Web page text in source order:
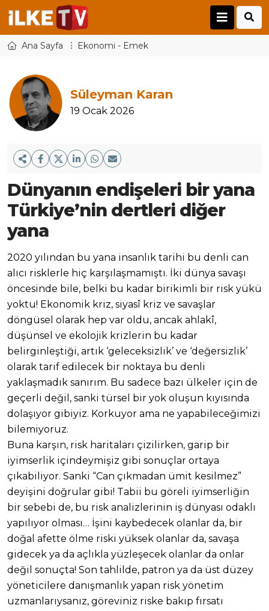
Ana Sayfa Ekonomi - Emek
Süleyman Karan
19 Ocak 2026
Dünyanın endişeleri bir yana
Türkiye’nin dertleri diğer
yana
2020 yılından bu yana insanlık tarihi bu denli can
alıcı risklerle hiç karşılaşmamıştı. İki dünya savaşı
öncesinde bile, belki bu kadar birikimli bir risk yükü
yoktu! Ekonomik kriz, siyasî kriz ve savaşlar
döngüsel olarak hep var oldu, ancak ahlakî,
düşünsel ve ekolojik krizlerin bu kadar
belirginleştiği, artık ‘geleceksizlik’ ve ‘değersizlik’
olarak tarif edilecek bir noktaya bu denli
yaklaşmadık sanırım. Bu sadece bazı ülkeler için de
geçerli değil, sanki türsel bir yok oluşun kıyısında
dolaşıyor gibiyiz. Korkuyor ama ne yapabileceğimizi
bilemiyoruz.
Buna karşın, risk haritaları çizilirken, garip bir
iyimserlik içindeymişiz gibi sonuçlar ortaya
çıkabiliyor. Sanki “Can çıkmadan ümit kesilmez”
deyişini doğrular gibi! Tabii bu göreli iyimserliğin
bir sebebi de, bu risk analizlerinin iş dünyası odaklı
yapılıyor olması… İşini kaybedecek olanlar da, bir
doğal afette ölme riski yüksek olanlar da, savaşa
gidecek ya da açlıkla yüzleşecek olanlar da onlar
değil sonuçta! Son tahlilde, patron ya da üst düzey
yöneticilere danışmanlık yapan risk yönetim
uzmanlarıysanız, göreviniz riske bakıp fırsatı